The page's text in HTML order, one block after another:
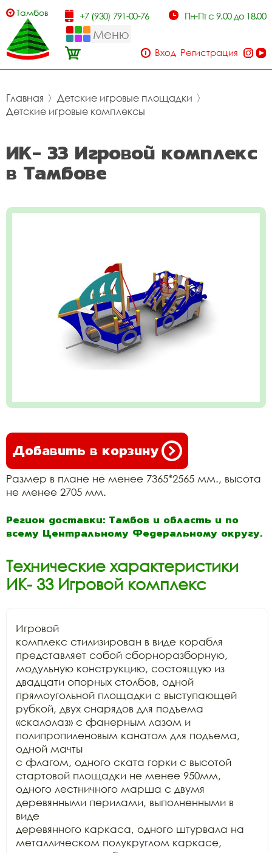
Тамбов +7 (930) 791-00-76 Пн-Пт с 9.00 до 18.00
Меню
Вход Регистрация
Главная 〉 Детские игровые площадки 〉
Детские игровые комплексы
ИК- 33 Игровой комплекс
в Тамбове
Добавить в корзину
Размер в плане не менее 7365*2565 мм., высота
не менее 2705 мм.
Регион доставки: Тамбов и область и по
всему Центральному Федеральному округу.
Технические характеристики
ИК- 33 Игровой комплекс
Игровой
комплекс стилизирован в виде корабля
представляет собой сборноразборную,
модульную конструкцию, состоящую из
двадцати опорных столбов, одной
прямоугольной площадки с выступающей
рубкой, двух снарядов для подъема
«скалолаз» с фанерным лазом и
полипропиленовым канатом для подъема,
одной мачты
с флагом, одного ската горки с высотой
стартовой площадки не менее 950мм,
одного лестничного марша с двумя
деревянными перилами, выполненными в
виде
деревянного каркаса, одного штурвала на
металлическом полукруглом каркасе,